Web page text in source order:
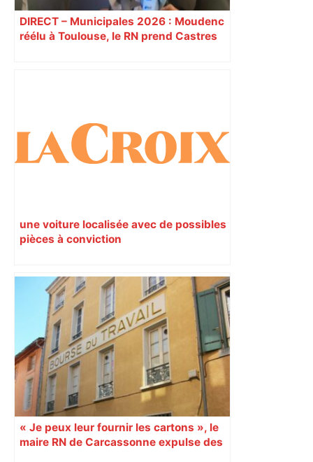
DIRECT – Municipales 2026 : Moudenc
réélu à Toulouse, le RN prend Castres
une voiture localisée avec de possibles
pièces à conviction
« Je peux leur fournir les cartons », le
maire RN de Carcassonne expulse des